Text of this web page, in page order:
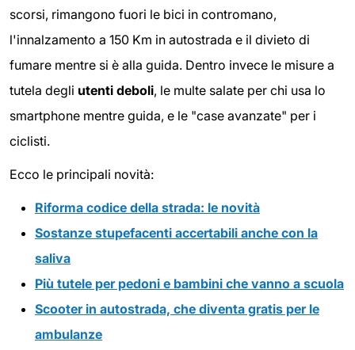
scorsi, rimangono fuori le bici in contromano,
l'innalzamento a 150 Km in autostrada e il divieto di
fumare mentre si è alla guida. Dentro invece le misure a
tutela degli utenti deboli, le multe salate per chi usa lo
smartphone mentre guida, e le "case avanzate" per i
ciclisti.
Ecco le principali novità:
Riforma codice della strada: le novità
Sostanze stupefacenti accertabili anche con la
saliva
Più tutele per pedoni e bambini che vanno a scuola
Scooter in autostrada, che diventa gratis per le
ambulanze